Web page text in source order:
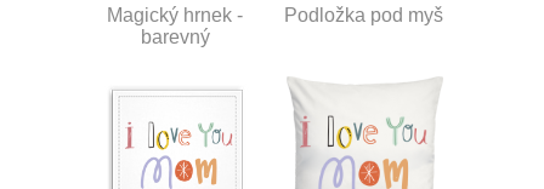
Magický hrnek -
barevný
Podložka pod myš